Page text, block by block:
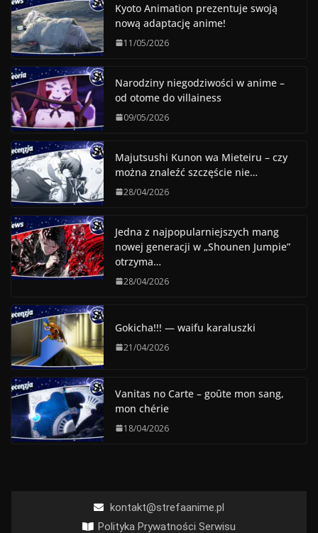
Kyoto Animation prezentuje swoją
nową adaptację anime!
11/05/2026
Narodziny niegodziwości w anime –
od otome do villainess
09/05/2026
Majutsushi Kunon wa Mieteiru – czy
można znaleźć szczęście nie…
28/04/2026
Jedna z najpopularniejszych mang
nowej generacji w „Shounen Jumpie”
otrzyma…
28/04/2026
Gokicha!!! — waifu karaluszki
21/04/2026
Vanitas no Carte – goûte mon sang,
mon chérie
18/04/2026
kontakt@strefaanime.pl
Polityka Prywatności Serwisu